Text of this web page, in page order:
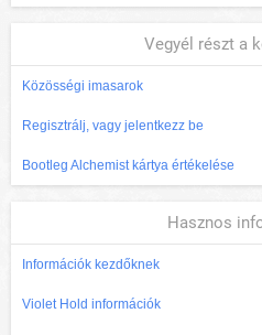
Vegyél részt a
Közösségi imasarok
Regisztrálj, vagy jelentkezz be
Bootleg Alchemist kártya értékelése
Hasznos
Információk kezdőknek
Violet Hold információk